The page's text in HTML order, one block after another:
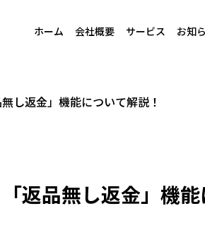
ホーム 会社概要 サービス お知
し返金」機能について解説！
返品無し返金」機能